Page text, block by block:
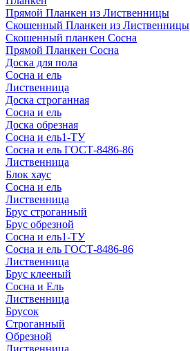
Прямой Планкен из Лиственницы
Скошенный Планкен из Лиственницы
Скошенный планкен Сосна
Прямой Планкен Сосна
Доска для пола
Сосна и ель
Лиственница
Доска строганная
Сосна и ель
Доска обрезная
Сосна и ель1-ТУ
Сосна и ель ГОСТ-8486-86
Лиственница
Блок хаус
Сосна и ель
Лиственница
Брус строганный
Брус обрезной
Сосна и ель1-ТУ
Сосна и ель ГОСТ-8486-86
Лиственница
Брус клееный
Сосна и Ель
Лиственница
Брусок
Строганный
Обрезной
Лиственница